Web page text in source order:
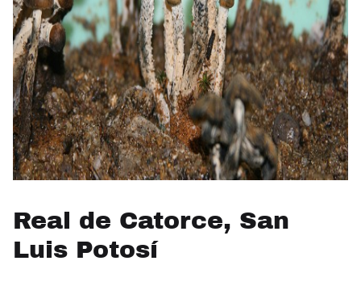
Real de Catorce, San
Luis Potosí